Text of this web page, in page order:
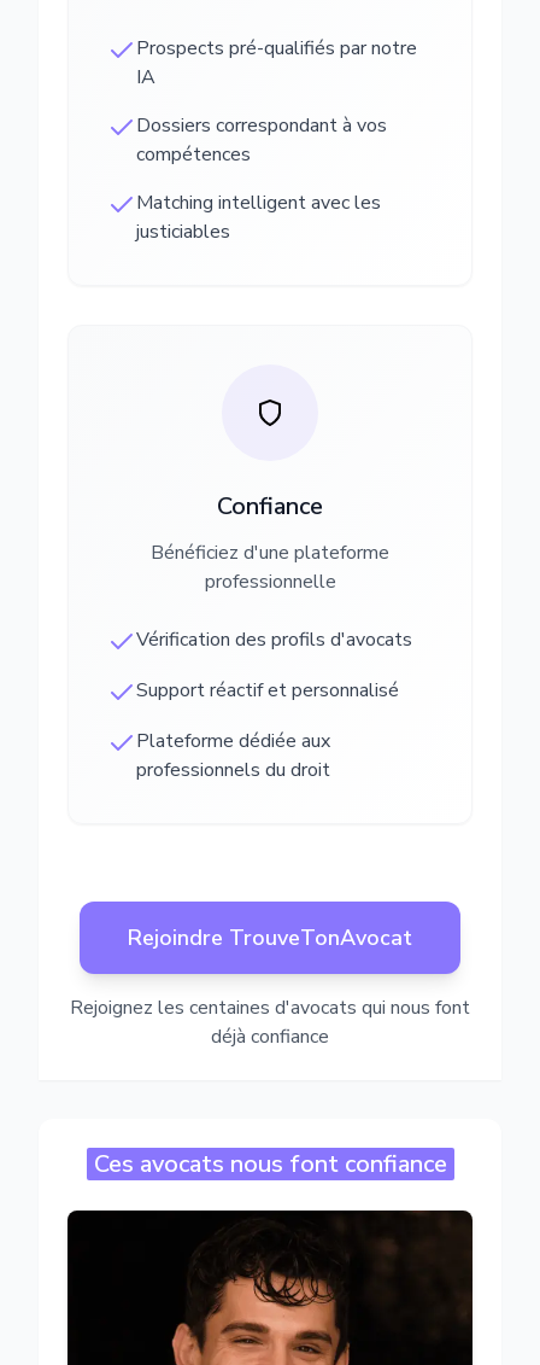
Prospects pré-qualifiés par notre
IA
Dossiers correspondant à vos
compétences
Matching intelligent avec les
justiciables
Confiance
Bénéficiez d'une plateforme
professionnelle
Vérification des profils d'avocats
Support réactif et personnalisé
Plateforme dédiée aux
professionnels du droit
Rejoindre TrouveTonAvocat
Rejoignez les centaines d'avocats qui nous font
déjà confiance
Ces avocats nous font confiance